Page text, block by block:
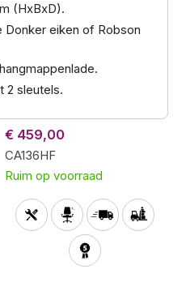
(HxBxD).
Donker eiken of Robson
2 sleutels.
€ 459,00
CA136HF
Ruim op voorraad